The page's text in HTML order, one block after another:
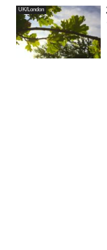
UK/London